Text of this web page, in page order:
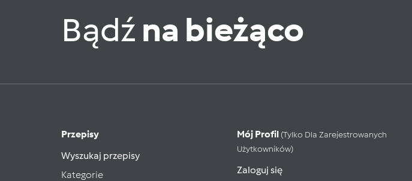
Bądź na bieżąco
Przepisy
Wyszukaj przepisy
Kategorie
Mój Profil (tylko Dla Zarejestrowanych
Użytkowników)
Zaloguj się